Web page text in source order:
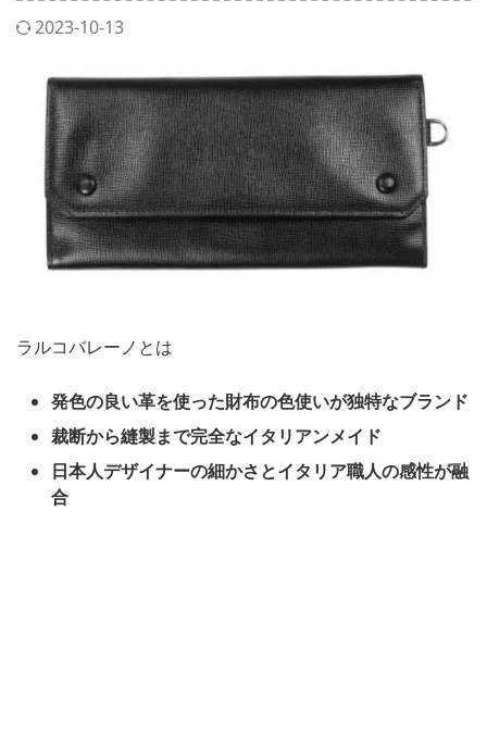
2023-10-13
ラルコバレーノとは
発色の良い革を使った財布の色使いが独特なブランド
裁断から縫製まで完全なイタリアンメイド
日本人デザイナーの細かさとイタリア職人の感性が融
合